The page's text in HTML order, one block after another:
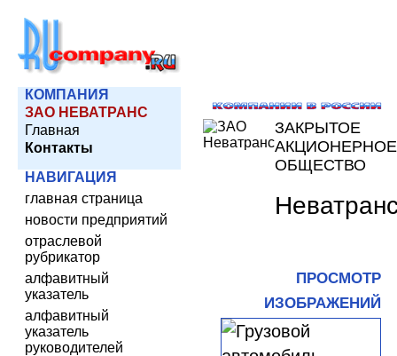
КОМПАНИЯ
ЗАО НЕВАТРАНС
Главная
Контакты
НАВИГАЦИЯ
главная страница
новости предприятий
отраслевой
рубрикатор
алфавитный
указатель
алфавитный
указатель
руководителей
ЗАКРЫТОЕ
АКЦИОНЕРНОЕ
ОБЩЕСТВО
ПРОСМОТР
ИЗОБРАЖЕНИЙ